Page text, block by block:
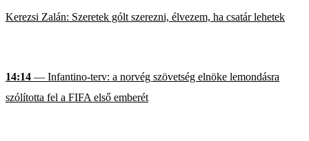
Kerezsi Zalán: Szeretek gólt szerezni, élvezem, ha csatár lehetek
14:14 — Infantino-terv: a norvég szövetség elnöke lemondásra
szólította fel a FIFA első emberét